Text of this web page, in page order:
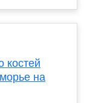
костей
на